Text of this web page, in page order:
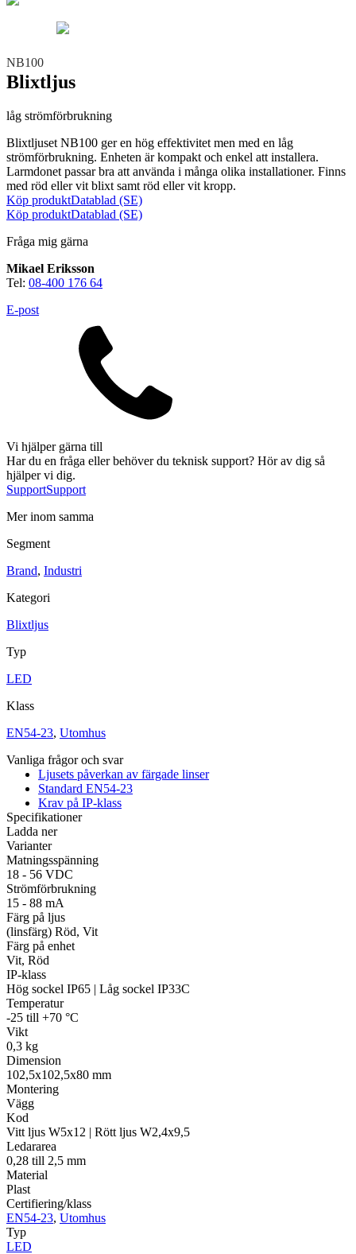
Teknisk support
Offertförfrågan
Brand
Blixtljus SirenerKombinerade enheter
LarmsystemLarmklockorMED-klassade
Kombinerade enheter
Industri
Blixtljus
BlixtljusSirener
Detektorer
Tillbehör
Övrigt
TillbehörLED-indikatorerDetektorerMED-klassade
LarmkommunikationStrömförsörjning
NB100
Blixtljus
låg strömförbrukning
Blixtljuset NB100 ger en hög effektivitet men med en låg
strömförbrukning. Enheten är kompakt och enkel att installera.
Larmdonet passar bra att använda i många olika installationer. Finns
med röd eller vit blixt samt röd eller vit kropp.
Köp produktDatablad (SE)
Köp produktDatablad (SE)
Fråga mig gärna
Mikael Eriksson
Tel: 08-400 176 64
E-post
Vi hjälper gärna till
Har du en fråga eller behöver du teknisk support? Hör av dig så
hjälper vi dig.
SupportSupport
Mer inom samma
Segment
Brand, Industri
Kategori
Blixtljus
Typ
LED
Klass
EN54-23, Utomhus
Vanliga frågor och svar
Ljusets påverkan av färgade linser
Standard EN54-23
Krav på IP-klass
Specifikationer
Ladda ner
Varianter
Matningsspänning
18 - 56 VDC
Strömförbrukning
15 - 88 mA
Färg på ljus
(linsfärg) Röd, Vit
Färg på enhet
Vit, Röd
IP-klass
Hög sockel IP65 | Låg sockel IP33C
Temperatur
-25 till +70 °C
Vikt
0,3 kg
Dimension
102,5x102,5x80 mm
Montering
Vägg
Kod
Vitt ljus W5x12 | Rött ljus W2,4x9,5
Ledararea
0,28 till 2,5 mm
Material
Plast
Certifiering/klass
EN54-23, Utomhus
Typ
LED